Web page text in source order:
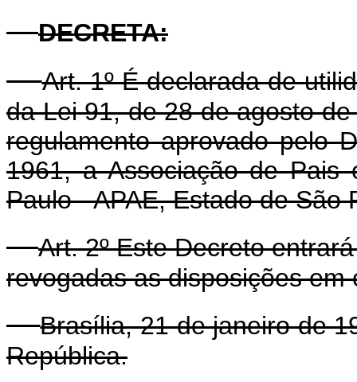
DECRETA:
Art. 1º É declarada de
da Lei 91, de 28 de agosto
regulamento aprovado pelo
1961, a Associação de Pais
Paulo - APAE, Estado de São
Art. 2º Este Decreto
revogadas as disposições em
Brasília, 21 de janeiro de
República.